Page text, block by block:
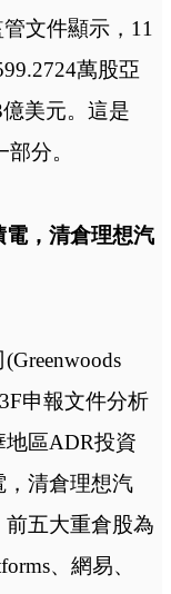
文件顯示，11
萬股亞
美元。這是
分。
，清倉理想汽
申報文件分析
區ADR投資
清倉理想汽
五大重倉股為
、網易、